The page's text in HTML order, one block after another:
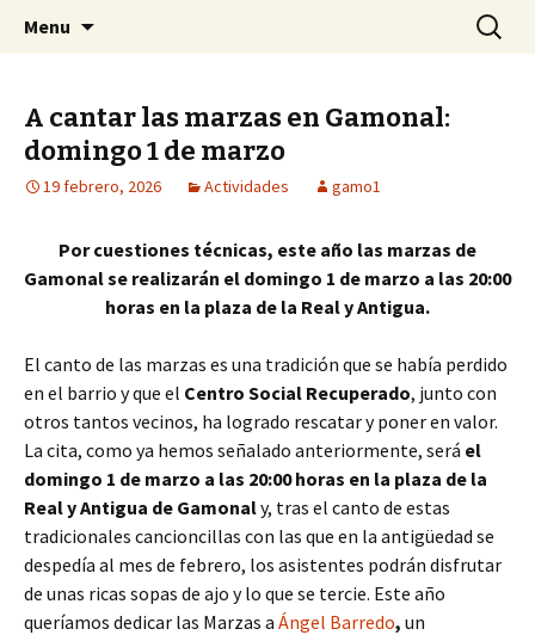
CSR Gamonal
Centro Social Recuperado Gamonal
Menu Buscar:
A cantar las marzas en Gamonal:
domingo 1 de marzo
19 febrero, 2026 Actividades gamo1
Por cuestiones técnicas, este año las marzas de
Gamonal se realizarán el domingo 1 de marzo a las 20:00
horas en la plaza de la Real y Antigua.
El canto de las marzas es una tradición que se había perdido
en el barrio y que el Centro Social Recuperado, junto con
otros tantos vecinos, ha logrado rescatar y poner en valor.
La cita, como ya hemos señalado anteriormente, será el
domingo 1 de marzo a las 20:00 horas en la plaza de la
Real y Antigua de Gamonaly, tras el canto de estas
tradicionales cancioncillas con las que en la antigüedad se
despedía al mes de febrero, los asistentes podrán disfrutar
de unas ricas sopas de ajo y lo que se tercie. Este año
queríamos dedicar las Marzas a Ángel Barredo, un